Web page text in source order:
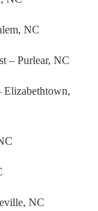
NC
– Purlear, NC
Elizabethtown,
NC